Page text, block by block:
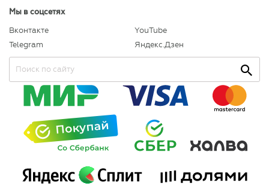
Мы в соцсетях
Вконтакте
Telegram
YouTube
Яндекс.Дзен